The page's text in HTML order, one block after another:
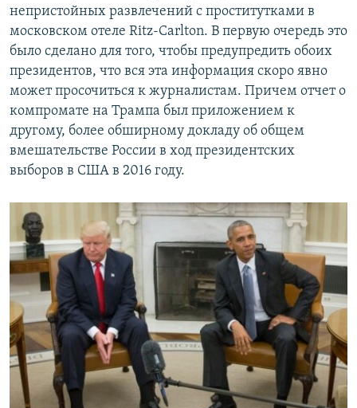
непристойных развлечений с проститутками в
московском отеле Ritz-Carlton. В первую очередь это
было сделано для того, чтобы предупредить обоих
президентов, что вся эта информация скоро явно
может просочиться к журналистам. Причем отчет о
компромате на Трампа был приложением к
другому, более обширному докладу об общем
вмешательстве России в ход президентских
выборов в США в 2016 году.